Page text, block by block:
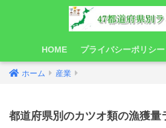
HOME プライバシーポリシー
ホーム 産業
都道府県別のカツオ類の漁獲量